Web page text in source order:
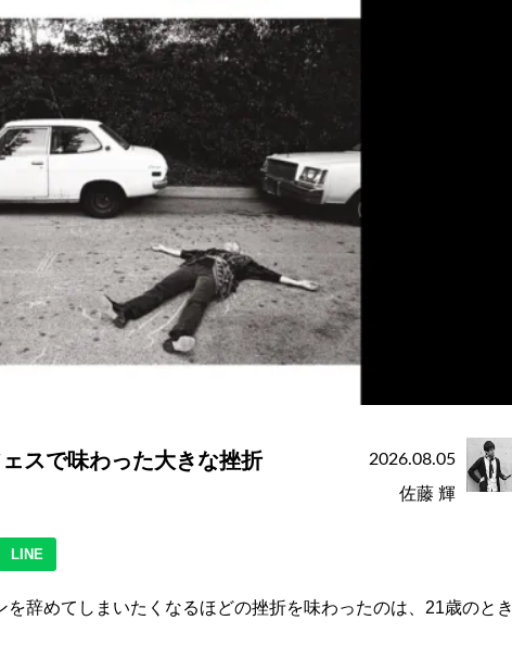
スで味わった大きな挫折 2026.08.05
佐藤 輝
LINE
辞めてしまいたくなるほどの挫折を味わったのは、21歳のとき